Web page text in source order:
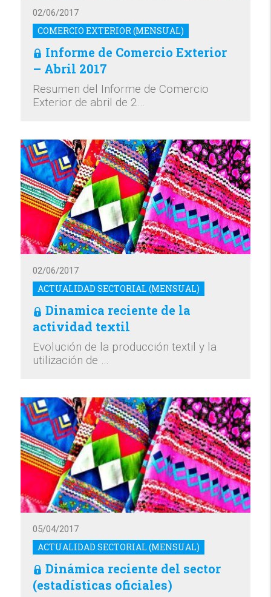
COMERCIO EXTERIOR (MENSUAL)
02/06/2017
Informe de Comercio Exterior
– Abril 2017
Resumen del Informe de Comercio
Exterior de abril de 2…
ACTUALIDAD SECTORIAL (MENSUAL)
02/06/2017
Dinamica reciente de la
actividad textil
Evolución de la producción textil y la
utilización de …
ACTUALIDAD SECTORIAL (MENSUAL)
05/04/2017
Dinámica reciente del sector
(estadísticas oficiales)